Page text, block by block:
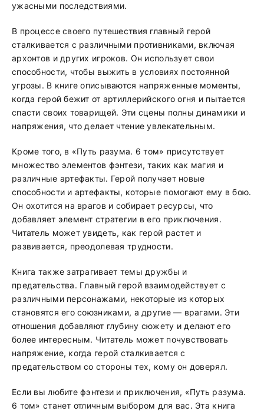
ужасными последствиями.
В процессе своего путешествия главный герой
сталкивается с различными противниками, включая
архонтов и других игроков. Он использует свои
способности, чтобы выжить в условиях постоянной
угрозы. В книге описываются напряженные моменты,
когда герой бежит от артиллерийского огня и пытается
спасти своих товарищей. Эти сцены полны динамики и
напряжения, что делает чтение увлекательным.
Кроме того, в «Путь разума. 6 том» присутствует
множество элементов фэнтези, таких как магия и
различные артефакты. Герой получает новые
способности и артефакты, которые помогают ему в бою.
Он охотится на врагов и собирает ресурсы, что
добавляет элемент стратегии в его приключения.
Читатель может увидеть, как герой растет и
развивается, преодолевая трудности.
Книга также затрагивает темы дружбы и
предательства. Главный герой взаимодействует с
различными персонажами, некоторые из которых
становятся его союзниками, а другие — врагами. Эти
отношения добавляют глубину сюжету и делают его
более интересным. Читатель может почувствовать
напряжение, когда герой сталкивается с
предательством со стороны тех, кому он доверял.
Если вы любите фэнтези и приключения, «Путь разума.
6 том» станет отличным выбором для вас. Эта книга